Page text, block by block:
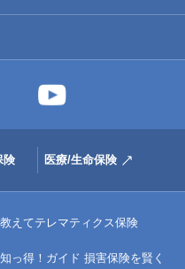
険 医療/生命保険
教えてテレマティクス保険
知っ得！ガイド 損害保険を賢く